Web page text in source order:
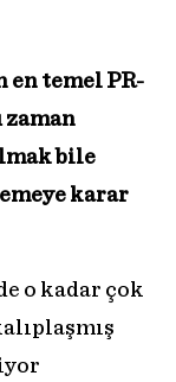
temel PR-
zaman
bile
karar
o kadar çok